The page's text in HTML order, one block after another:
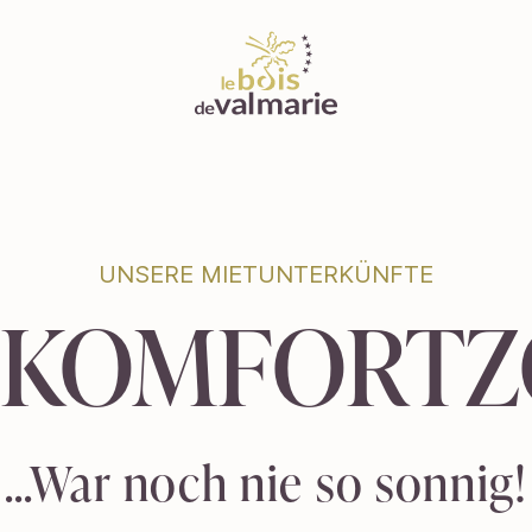
UNSERE MIETUNTERKÜNFTE
…War noch nie so sonnig!
UNSERE MIETUNTERKÜNFTE
…War noch nie so sonnig!